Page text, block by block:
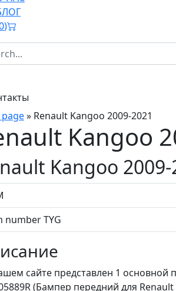
)
» Renault Kangoo 2009-2021
Kangoo
Kangoo 2009-
number TYG
сайте представлен 1 основной
(Бампер передний для Renault